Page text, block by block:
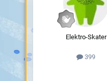
Elektro-Skater
399